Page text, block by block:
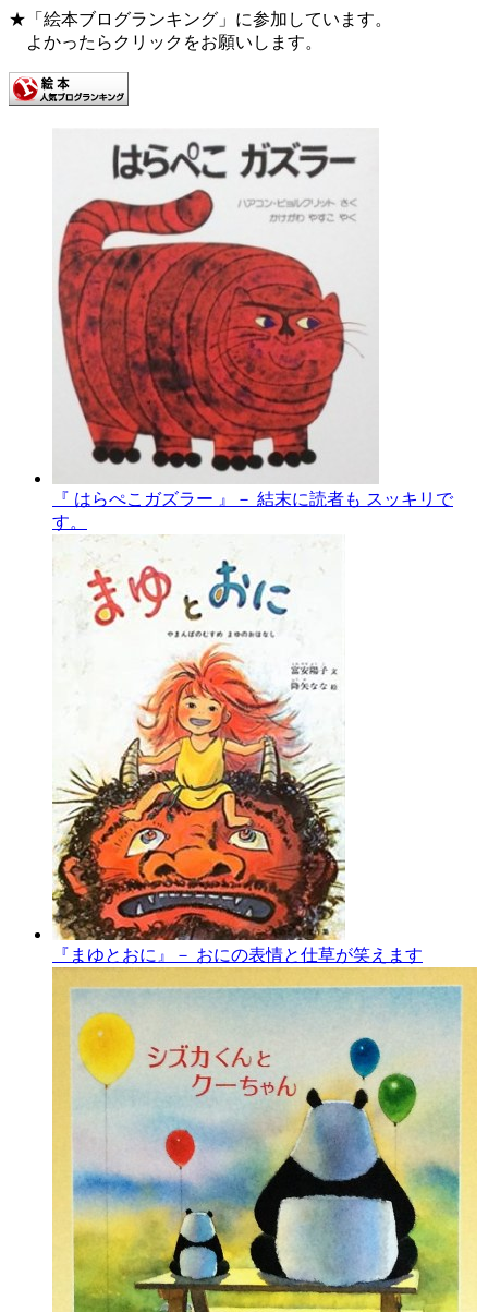
★「絵本ブログランキング」に参加しています。
よかったらクリックをお願いします。
『 はらぺこガズラー 』－ 結末に読者も スッキリで
す。
『まゆとおに』－ おにの表情と仕草が笑えます